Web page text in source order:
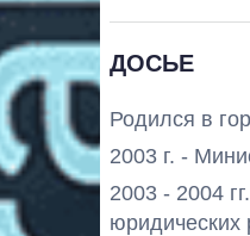
ДОСЬЕ
Родился в
2003 г. -
2003 - 2004
юридических